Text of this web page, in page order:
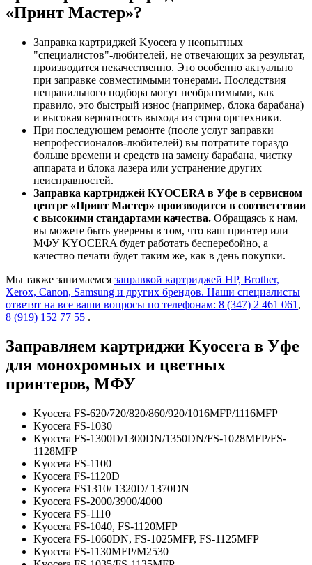
«Принт Мастер»?
Заправка картриджей Kyocera у неопытных
"специалистов"-любителей, не отвечающих за результат,
производится некачественно. Это особенно актуально
при заправке совместимыми тонерами. Последствия
неправильного подбора могут необратимыми, как
правило, это быстрый износ (например, блока барабана)
и высокая вероятность выхода из строя оргтехники.
При последующем ремонте (после услуг заправки
непрофессионалов-любителей) вы потратите гораздо
больше времени и средств на замену барабана, чистку
аппарата и блока лазера или устранение других
неисправностей.
Заправка картриджей KYOCERA в Уфе в сервисном
центре «Принт Мастер» производится в соответствии
с высокими стандартами качества. Обращаясь к нам,
вы можете быть уверены в том, что ваш принтер или
МФУ KYOCERA будет работать бесперебойно, а
качество печати будет таким же, как в день покупки.
Мы также занимаемся заправкой картриджей HP, Brother,
Xerox, Canon, Samsung и других брендов. Наши специалисты
ответят на все ваши вопросы по телефонам: 8 (347) 2 461 061 ,
8 (919) 152 77 55 .
Заправляем картриджи Kyocera в Уфе
для монохромных и цветных
принтеров, МФУ
Kyocera FS-620/720/820/860/920/1016MFP/1116MFP
Kyocera FS-1030
Kyocera FS-1300D/1300DN/1350DN/FS-1028MFP/FS-
1128MFP
Kyocera FS-1100
Kyocera FS-1120D
Kyocera FS1310/ 1320D/ 1370DN
Kyocera FS-2000/3900/4000
Kyocera FS-1110
Kyocera FS-1040, FS-1120MFP
Kyocera FS-1060DN, FS-1025MFP, FS-1125MFP
Kyocera FS-1130MFP/M2530